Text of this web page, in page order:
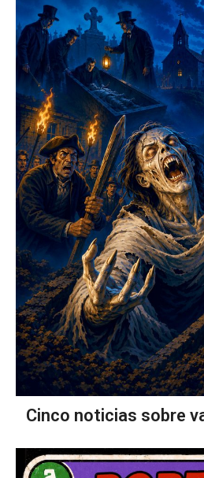
Cinco noticias sobre